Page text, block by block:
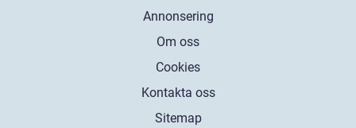
Annonsering
Om oss
Cookies
Kontakta oss
Sitemap